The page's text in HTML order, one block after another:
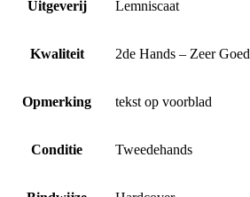
Uitgeverij Lemniscaat
Kwaliteit 2de Hands – Zeer Goed
Opmerking tekst op voorblad
Conditie Tweedehands